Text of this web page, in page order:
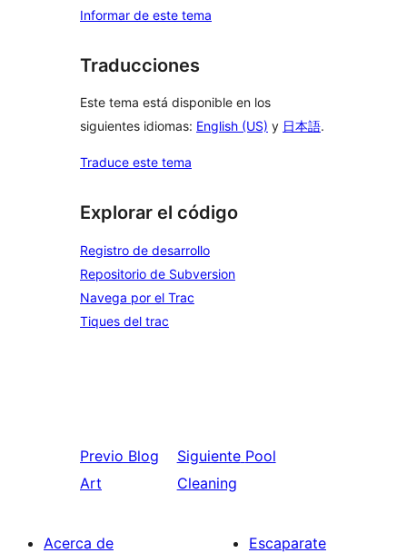
Informar de este tema
Traducciones
Este tema está disponible en los
siguientes idiomas: English (US) y 日本語.
Traduce este tema
Explorar el código
Registro de desarrollo
Repositorio de Subversion
Navega por el Trac
Tiques del trac
Previo Blog
Art
Siguiente Pool
Cleaning
Acerca de
Escaparate